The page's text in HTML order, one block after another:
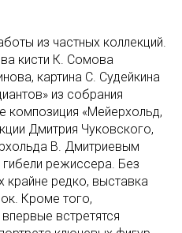
из частных коллекций.
кисти К. Сомова
картина С. Судейкина
из собрания
композиция «Мейерхольд,
Дмитрия Чуковского,
В. Дмитриевым
гибели режиссера. Без
крайне редко, выставка
Кроме того,
встретятся